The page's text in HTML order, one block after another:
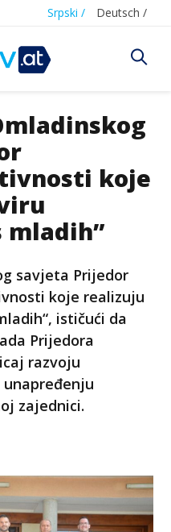
Srpski / Deutsch /
koje
mladih”
savjeta Prijedor
koje realizuju
ističući da
Prijedora
razvoju
zajednici.